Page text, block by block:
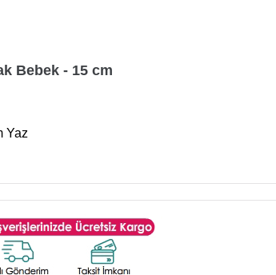
Bebek - 15 cm
Yaz